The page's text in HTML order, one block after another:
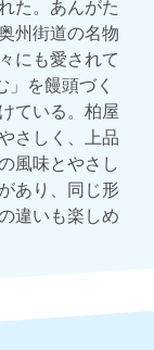
た。あんがた
州街道の名物
にも愛されて
を饅頭づく
ている。柏屋
さしく、上品
風味とやさし
あり、同じ形
違いも楽しめ